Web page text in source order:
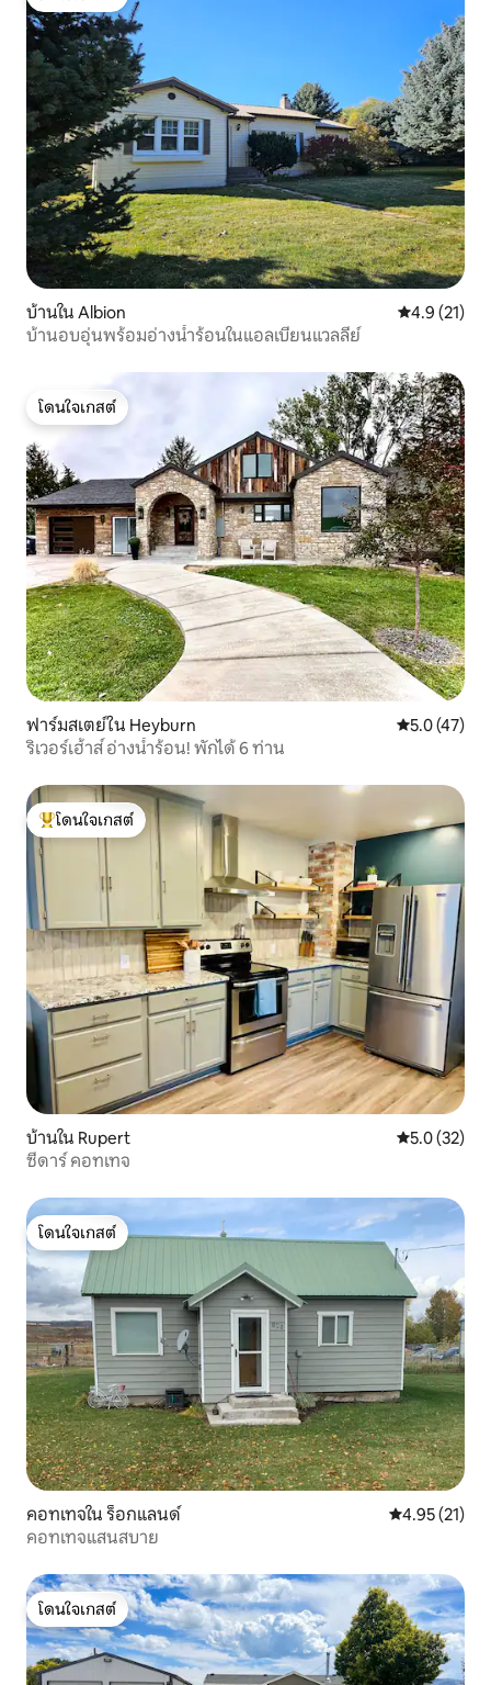
บ้านใน Albion คะแนนเฉลี่ย
4.9 (21)
บ้านอบอุ่นพร้อมอ่างน้ำร้อนในแอลเบียนแวลลีย์
โดนใจเกสต์
โดนใจเกสต์
ฟาร์มสเตย์ใน Heyburn คะแนนเฉลี่ย
5.0 (47)
ริเวอร์เฮ้าส์ อ่างน้ำร้อน! พักได้ 6 ท่าน
โดนใจเกสต์ที่สุด
โดนใจเกสต์
บ้านใน Rupert คะแนนเฉลี่ย
5.0 (32)
ซีดาร์ คอทเทจ
โดนใจเกสต์
โดนใจเกสต์
คอทเทจใน ร็อกแลนด์ คะแนนเฉลี่ย
4.95 (21)
คอทเทจแสนสบาย
โดนใจเกสต์
โดนใจเกสต์